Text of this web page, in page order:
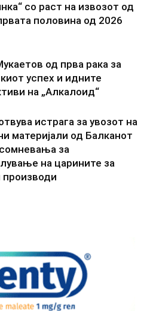
со раст на извозот од
половина од 2026
од прва рака за
успех и идните
на „Алкалоид“
истрага за увозот на
материјали од Балканот
за
на царините за
производи